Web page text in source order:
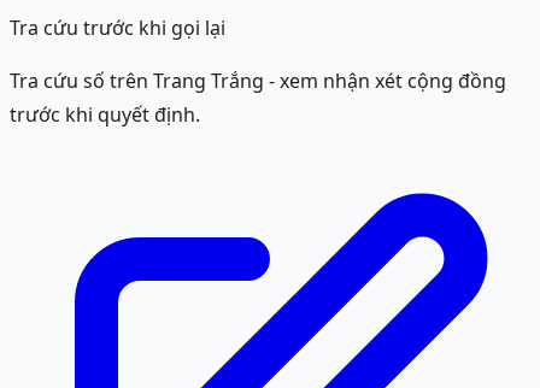
Tra cứu trước khi gọi lại
Tra cứu số trên Trang Trắng - xem nhận xét cộng đồng
trước khi quyết định.